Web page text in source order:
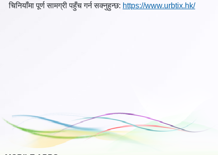
चिनियाँमा पूर्ण सामग्री पहुँच गर्न सक्नुहुन्छ: https://www.urbtix.hk/